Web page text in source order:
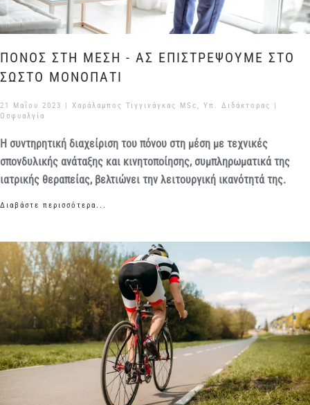
ΠΟΝΟΣ ΣΤΗ ΜΕΣΗ - ΑΣ ΕΠΙΣΤΡΕΨΟΥΜΕ ΣΤΟ
ΣΩΣΤΟ ΜΟΝΟΠΑΤΙ
21 Μαΐου 2023
| Χαράλαμπος Τιγγινάγκας MSc, Υπ. Διδάκτορας |
Οσφυαλγία
Η συντηρητική διαχείριση του πόνου στη μέση με τεχνικές
σπονδυλικής ανάταξης και κινητοποίησης, συμπληρωματικά της
ιατρικής θεραπείας, βελτιώνει την λειτουργική ικανότητά της.
Διαβάστε περισσότερα...